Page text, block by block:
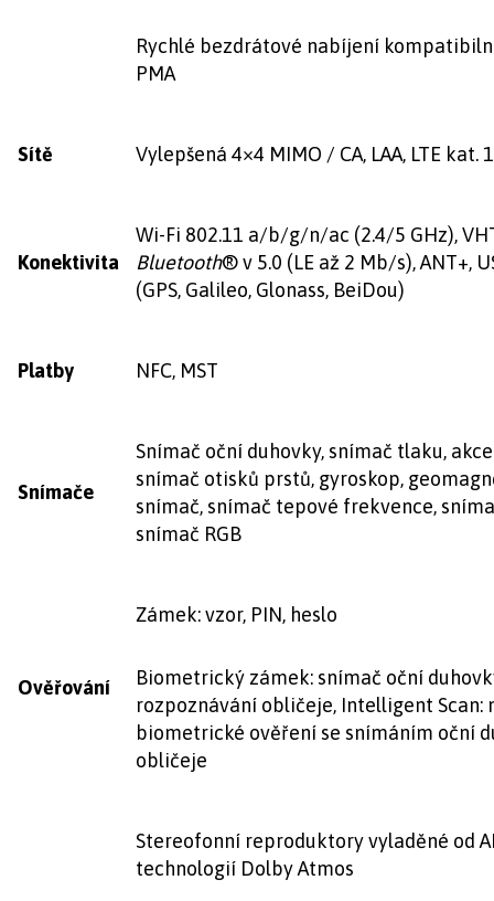
Rychlé bezdrátové nabíjení
PMA
Sítě Vylepšená 4×4 MIMO / CA, LAA, LTE kat.
Konektivita
Wi-Fi 802.11 a/b/g/n/ac (2.4/5 GHz),
Bluetooth® v 5.0 (LE až 2 Mb/s), ANT+,
(GPS, Galileo, Glonass, BeiDou)
Platby NFC, MST
Snímače
Snímač oční duhovky, snímač tlaku,
snímač otisků prstů, gyroskop,
snímač, snímač tepové frekvence,
snímač RGB
Ověřování
Zámek: vzor, PIN, heslo
Biometrický zámek: snímač oční
rozpoznávání obličeje, Intelligent
biometrické ověření se snímáním oční
obličeje
Stereofonní reproduktory vyladěné od
technologií Dolby Atmos